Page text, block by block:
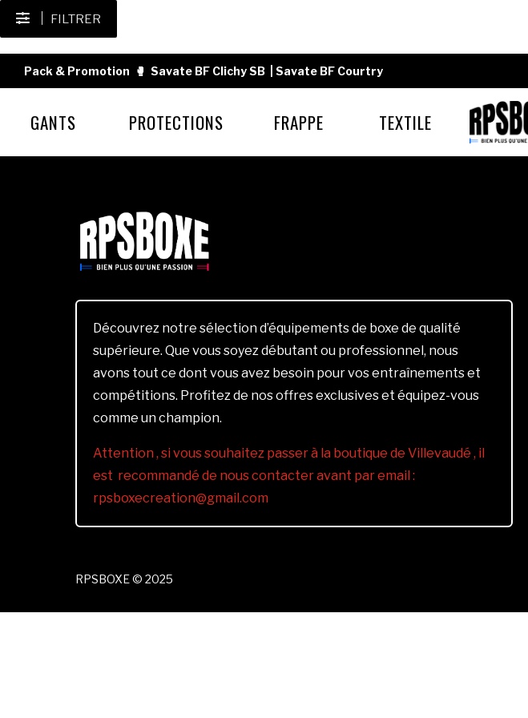
FILTRER
Pack & Promotion 🥊 Savate BF Clichy SB Savate BF Courtry
GANTS PROTECTIONS FRAPPE TEXTILE
Découvrez notre sélection d’équipements de boxe de qualité
supérieure. Que vous soyez débutant ou professionnel, nous
avons tout ce dont vous avez besoin pour vos entraînements et
compétitions. Profitez de nos offres exclusives et équipez-vous
comme un champion.
Attention , si vous souhaitez passer à la boutique de Villevaudé , il
est recommandé de nous contacter avant par email :
rpsboxecreation@gmail.com
RPSBOXE © 2025